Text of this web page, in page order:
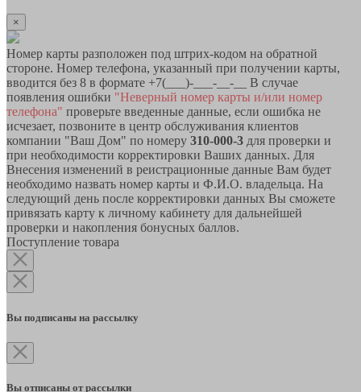
×
Номер карты разположен под штрих-кодом на обратной
стороне. Номер телефона, указанный при получении карты,
вводится без 8 в формате +7(___)-___-__-__ В случае
появления ошибки "Неверный номер карты и/или номер
телефона" проверьте введенные данные, если ошибка не
исчезает, позвоните в центр обслуживания клиентов
компании "Ваш Дом" по номеру 310-000-3 для проверки и
при необходимости корректировки Ваших данных. Для
Внесения изменений в реистрационные данные Вам будет
необходимо назвать номер карты и Ф.И.О. владельца. На
следующий день после корректировки данных Вы сможете
привязать карту к личному кабинету для дальнейшей
проверки и накопления бонусных баллов.
Поступление товара
Вы подписаны на рассылку
Вы отписаны от рассылки